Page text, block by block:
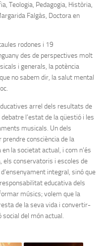
Teologia, Pedagogia, Història,
Falgàs, Doctora en
rodones i 19
des de perspectives molt
i generals, la potència
no sabem dir, la salut mental
arrel dels resultats de
l’estat de la qüestió i les
musicals. Un dels
consciència de la
la societat actual, i com n’és
els conservatoris i escoles de
integral, sinó que
educativa dels
músics; volem que la
de la seva vida i convertir-
social del món actual.